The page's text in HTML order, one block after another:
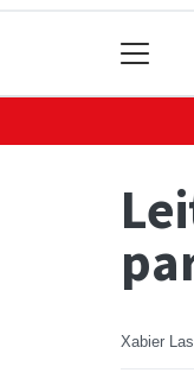
Xabier